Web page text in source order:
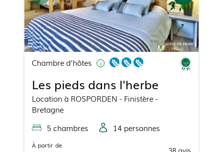
Chambre d'hôtes
Les pieds dans l'herbe
Location à ROSPORDEN - Finistère -
Bretagne
5 chambres 14 personnes
À partir de 38 avis